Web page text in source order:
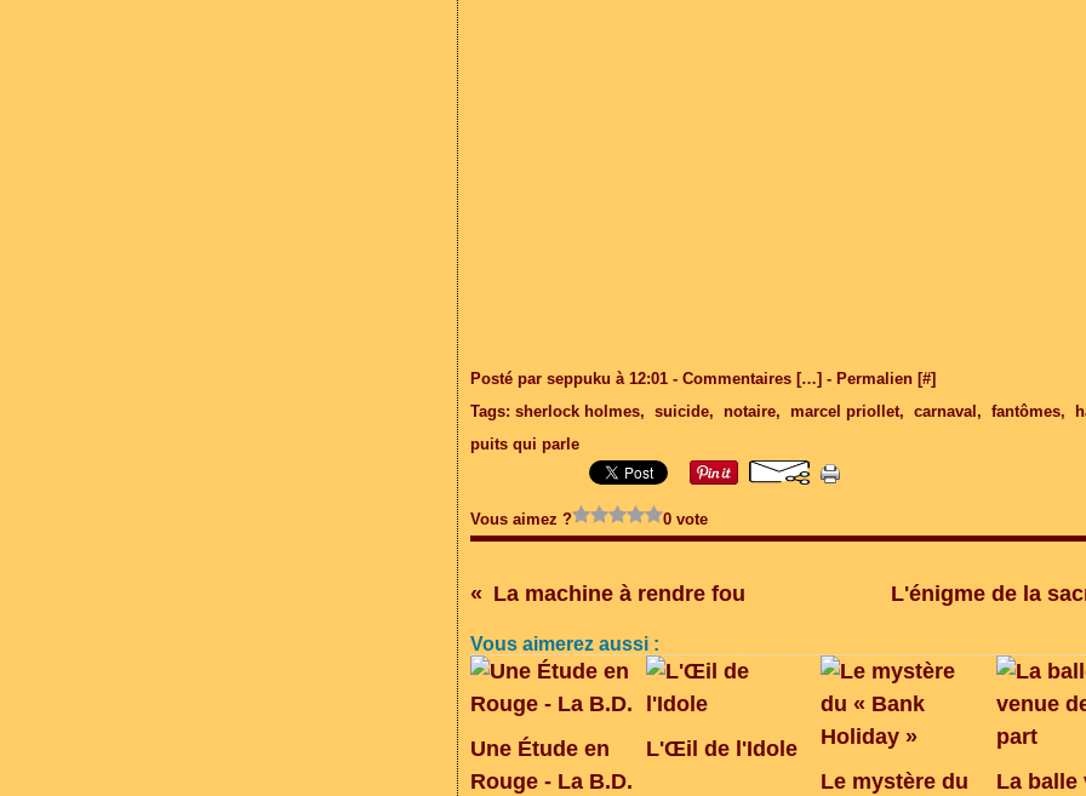
Posté par seppuku à 12:01 - Commentaires […] - Permalien [#]
Tags: sherlock holmes, suicide, notaire, marcel priollet, carnaval , fantômes,
puits qui parle
Vous aimez ? 0 vote
La machine à rendre fou L'énigme de la
Vous aimerez aussi :
Une Étude en
Rouge - La B.D.
L'Œil de l'Idole
Le mystère du
La balle